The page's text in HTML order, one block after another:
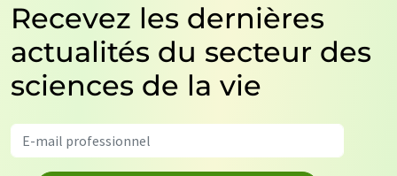
Recevez les dernières
actualités du secteur des
sciences de la vie